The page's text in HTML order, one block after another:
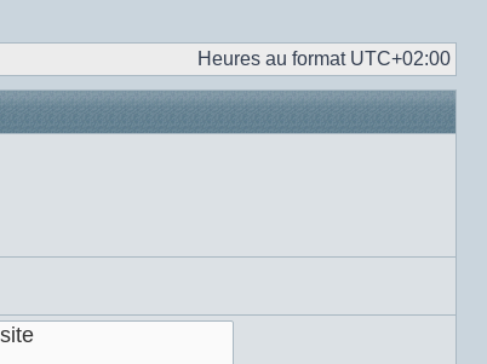
Heures au format UTC+02:00